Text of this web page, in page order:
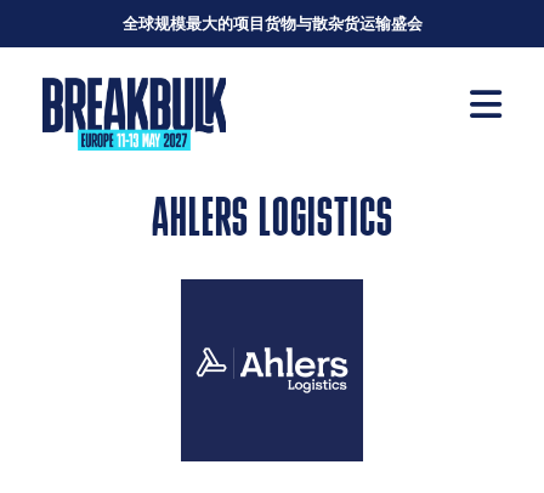
全球规模最大的项目货物与散杂货运输盛会
AHLERS LOGISTICS